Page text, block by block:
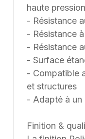
haute pression
- Résistance
- Résistance à
- Résistance
- Surface
- Compatible
et structures
- Adapté à un
Finition &